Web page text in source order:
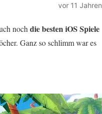
vor 11 Jahren
noch die besten iOS Spiele
Ganz so schlimm war es